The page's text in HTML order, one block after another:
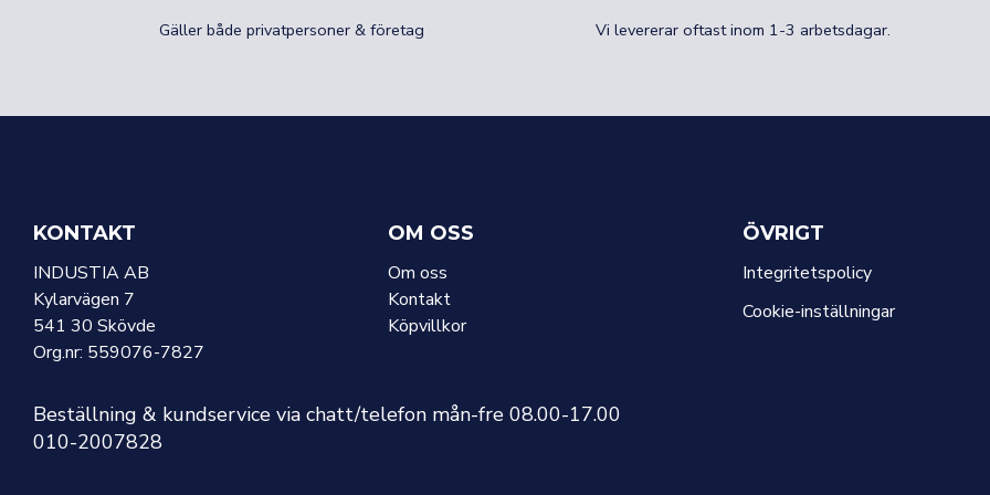
Gäller både privatpersoner & företag Vi levererar oftast inom 1-3 arbetsdagar.
KONTAKT
INDUSTIA AB
Kylarvägen 7
541 30 Skövde
Org.nr: 559076-7827
OM OSS
Om oss
Kontakt
Köpvillkor
ÖVRIGT
Integritetspolicy
Cookie-inställningar
Beställning & kundservice via chatt/telefon mån-fre 08.00-17.00
010-2007828